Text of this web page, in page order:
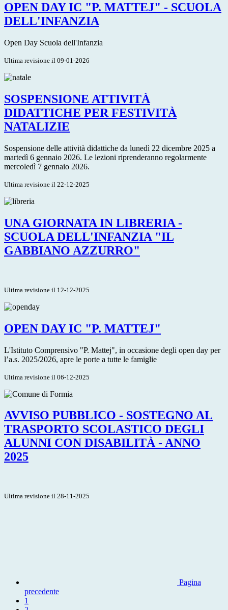
OPEN DAY IC "P. MATTEJ" - SCUOLA
DELL'INFANZIA
Open Day Scuola dell'Infanzia
Ultima revisione il 09-01-2026
SOSPENSIONE ATTIVITÀ
DIDATTICHE PER FESTIVITÀ
NATALIZIE
Sospensione delle attività didattiche da lunedì 22 dicembre 2025 a
martedì 6 gennaio 2026. Le lezioni riprenderanno regolarmente
mercoledì 7 gennaio 2026.
Ultima revisione il 22-12-2025
UNA GIORNATA IN LIBRERIA -
SCUOLA DELL'INFANZIA "IL
GABBIANO AZZURRO"
Ultima revisione il 12-12-2025
OPEN DAY IC "P. MATTEJ"
L'Istituto Comprensivo "P. Mattej", in occasione degli open day per
l’a.s. 2025/2026, apre le porte a tutte le famiglie
Ultima revisione il 06-12-2025
AVVISO PUBBLICO - SOSTEGNO AL
TRASPORTO SCOLASTICO DEGLI
ALUNNI CON DISABILITÀ - ANNO
2025
Ultima revisione il 28-11-2025
Pagina
precedente
1